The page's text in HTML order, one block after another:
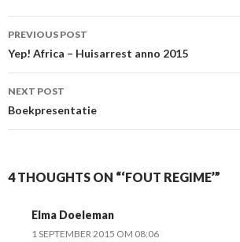
Post
navigation
PREVIOUS POST
Yep! Africa – Huisarrest anno 2015
NEXT POST
Boekpresentatie
4 THOUGHTS ON “‘FOUT REGIME’”
Elma Doeleman
1 SEPTEMBER 2015 OM 08:06